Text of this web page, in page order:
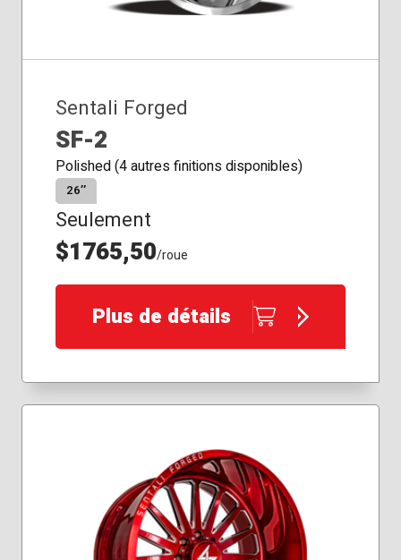
Sentali Forged
SF-2
Polished (4 autres finitions disponibles)
26″
Seulement
$1765,50/roue
Plus de détails